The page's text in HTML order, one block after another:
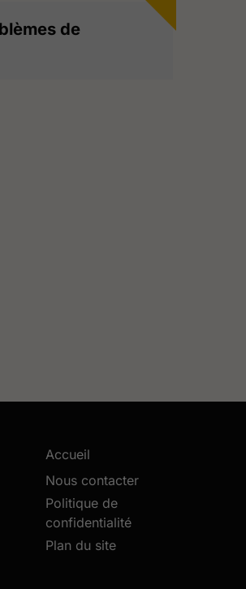
de
Accueil
Nous contacter
Politique de
confidentialité
Plan du site